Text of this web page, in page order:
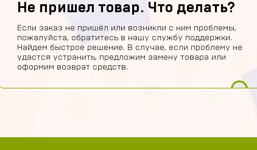
Не пришел товар. Что делать?
Если заказ не пришёл или возникли с ним проблемы,
пожалуйста, обратитесь в нашу службу поддержки.
Найдем быстрое решение. В случае, если проблему не
удастся устранить, предложим замену товара или
оформим возврат средств.